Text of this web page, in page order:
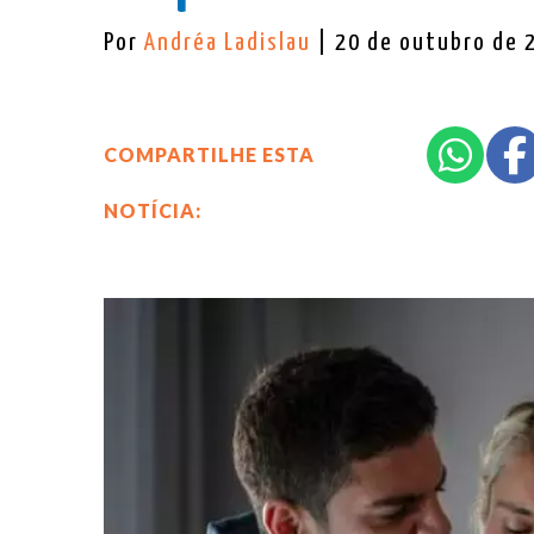
Por Andréa Ladislau | 20 de outubro de
COMPARTILHE ESTA
NOTÍCIA: